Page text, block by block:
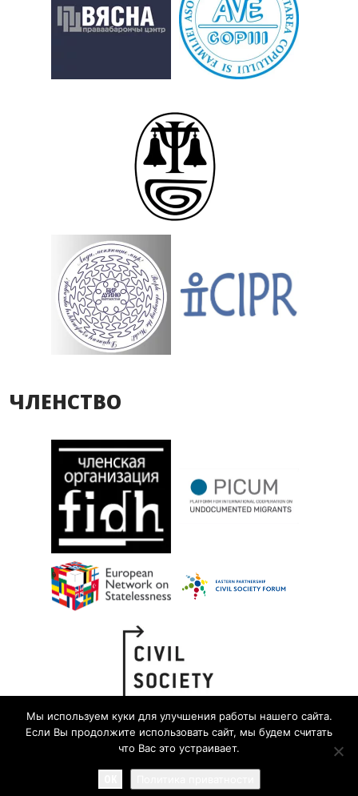
ЧЛЕНСТВО
Мы используем куки для улучшения работы нашего сайта.
Если Вы продолжите использовать сайт, мы будем считать
что Вас это устраивает.